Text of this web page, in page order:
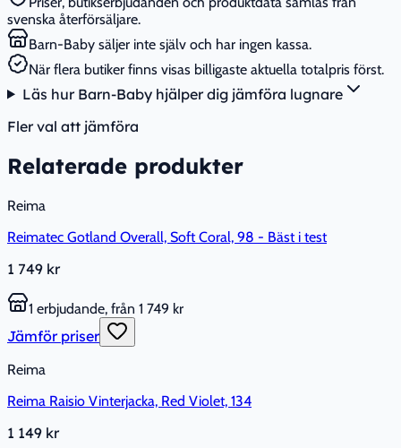
svenska återförsäljare.
Barn-Baby säljer inte själv och har ingen kassa.
När flera butiker finns visas billigaste aktuella totalpris först.
Läs hur Barn-Baby hjälper dig jämföra lugnare
Fler val att jämföra
Relaterade produkter
Reima
Reimatec Gotland Overall, Soft Coral, 98 - Bäst i test
1 749 kr
1 erbjudande, från 1 749 kr
Jämför priser
Reima
Reima Raisio Vinterjacka, Red Violet, 134
1 149 kr